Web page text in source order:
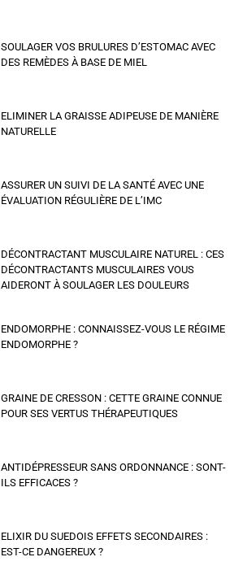
SOULAGER VOS BRULURES D’ESTOMAC AVEC
DES REMÈDES À BASE DE MIEL
ELIMINER LA GRAISSE ADIPEUSE DE MANIÈRE
NATURELLE
ASSURER UN SUIVI DE LA SANTÉ AVEC UNE
ÉVALUATION RÉGULIÈRE DE L’IMC
DÉCONTRACTANT MUSCULAIRE NATUREL : CES
DÉCONTRACTANTS MUSCULAIRES VOUS
AIDERONT À SOULAGER LES DOULEURS
ENDOMORPHE : CONNAISSEZ-VOUS LE RÉGIME
ENDOMORPHE ?
GRAINE DE CRESSON : CETTE GRAINE CONNUE
POUR SES VERTUS THÉRAPEUTIQUES
ANTIDÉPRESSEUR SANS ORDONNANCE : SONT-
ILS EFFICACES ?
ELIXIR DU SUEDOIS EFFETS SECONDAIRES :
EST-CE DANGEREUX ?